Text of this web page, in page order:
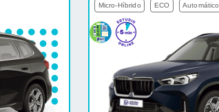
Micro-Híbrido ECO Automático